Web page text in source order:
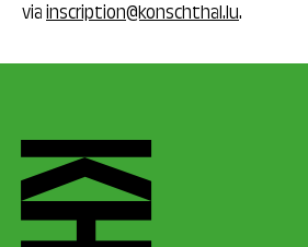
viainscription@konschthal.lu.